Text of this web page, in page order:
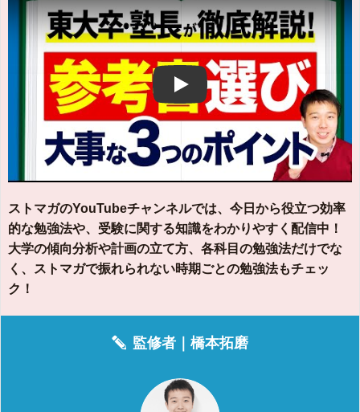
Play
ストマガのYouTubeチャンネルでは、今日から役立つ効率
的な勉強法や、受験に関する知識をわかりやすく配信中！
大学の傾向分析や計画の立て方、各科目の勉強法だけでな
く、ストマガで振れられない時期ごとの勉強法もチェッ
ク！
監修者｜橋本拓磨